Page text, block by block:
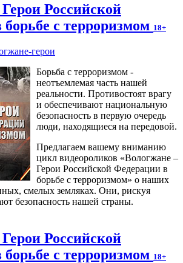
Российской
с терроризмом 18+
герои
Борьба с терроризмом -
неотъемлемая часть нашей
реальности. Противостоят врагу
и обеспечивают национальную
безопасность в первую очередь
люди, находящиеся на передовой.
Предлагаем вашему вниманию
цикл видеороликов «Вологжане –
Герои Российской Федерации в
борьбе с терроризмом» о наших
смелых земляках. Они, рискуя
безопасность нашей страны.
Российской
с терроризмом 18+